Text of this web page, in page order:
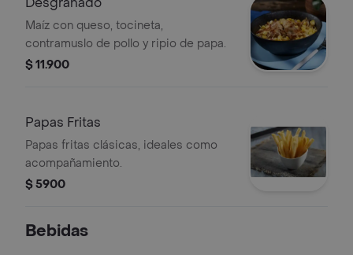
Maíz con queso, tocineta,
contramuslo de pollo y ripio de papa.
$ 11.900
Papas Fritas
Papas fritas clásicas, ideales como
acompañamiento.
$ 5900
Bebidas